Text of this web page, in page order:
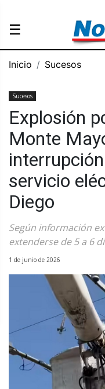
☰
Inicio Sucesos
Sucesos
Explosión
Monte
servicio
Diego
Según información
extenderse de 5 a 6
1 de junio de 2026